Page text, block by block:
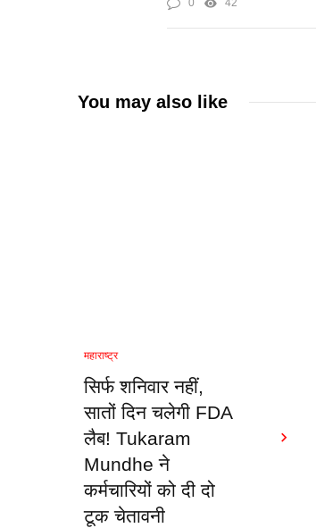
0 42
You may also like
महाराष्ट्र
सिर्फ शनिवार नहीं,
सातों दिन चलेगी FDA
लैब! Tukaram
Mundhe ने
कर्मचारियों को दी दो
टूक चेतावनी